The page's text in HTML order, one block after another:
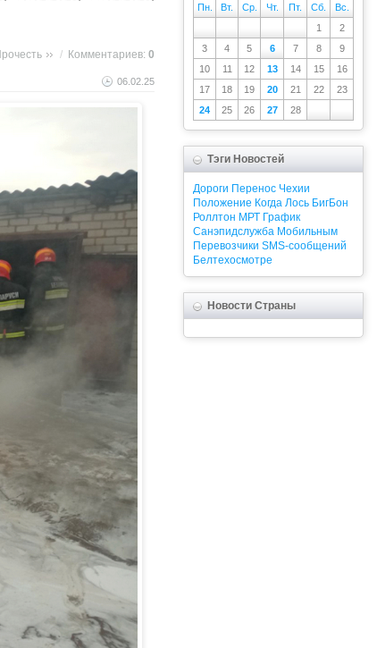
/ Комментариев: 0
06.02.25
Пн.
Вт. Ср. Чт. Пт. Сб.
Вс.
1
2
3
4 5 6 7 8
9
10
11 12 13 14 15
16
17
18 19 20 21 22
23
24
25 26 27 28
Тэги Новостей
Дороги Перенос Чехии
Положение Когда Лось БигБон
Роллтон МРТ График
Санэпидслужба Мобильным
Перевозчики SMS-сообщений
Белтехосмотре
Новости Страны